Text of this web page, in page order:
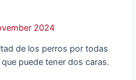
2024
de los perros por todas
puede tener dos caras.